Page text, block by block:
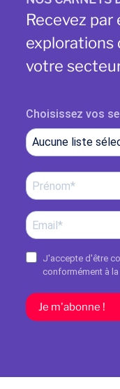
Recevez par
explorations
votre
Choisissez vos
Aucune liste
J'accepte d'être
conformément à la
Je m'abonne !